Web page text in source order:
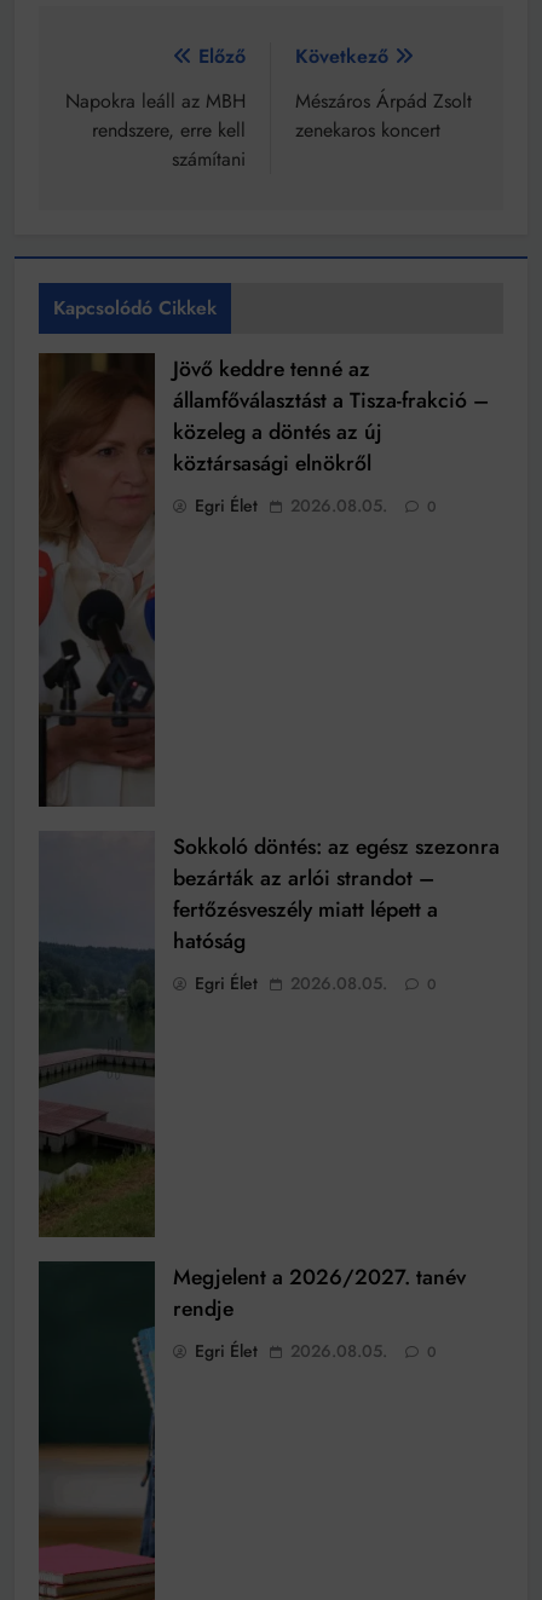
Bejegyzés
navigáció
Előző
Napokra leáll az MBH
rendszere, erre kell
számítani
Következő
Mészáros Árpád Zsolt
zenekaros koncert
Kapcsolódó Cikkek
Jövő keddre tenné az
államfőválasztást a Tisza-frakció –
közeleg a döntés az új
köztársasági elnökről
Egri Élet 2026.08.05. 0
Sokkoló döntés: az egész szezonra
bezárták az arlói strandot –
fertőzésveszély miatt lépett a
hatóság
Egri Élet 2026.08.05. 0
Megjelent a 2026/2027. tanév
rendje
Egri Élet 2026.08.05. 0